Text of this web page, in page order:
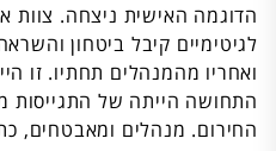
הדוגמה האישית ניצחה. צוות
לגיטימיים קיבל ביטחון
ואחריו מהמנהלים תחתיו. זו
התחושה הייתה של התגייסות
החירום. מנהלים ומאבטחים,